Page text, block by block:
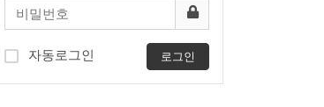
자동로그인 로그인
아이폰 전용서버 신설